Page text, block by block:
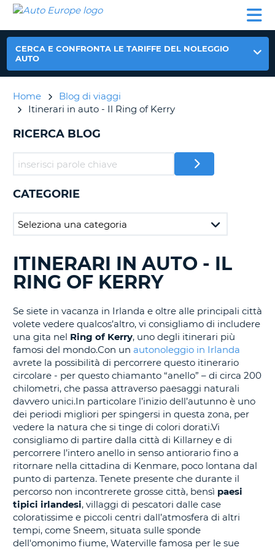
NOLEGGIO
NOLEGGIO
AUTO
EUROPE
NOLEGGIO
CAMPER
PARTNER
AIUTO
MIO
GESTISCI
ITALIA
CERCA E CONFRONTA LE TARIFFE DEL NOLEGGIO
AUTO
Home
Blog di viaggi
Itinerari in auto - Il Ring of Kerry
RICERCA BLOG
CATEGORIE
RICERCA
BLOG
IN
CORSO......
ITINERARI IN AUTO - IL
RING OF KERRY
Se siete in vacanza in Irlanda e oltre alle principali città
volete vedere qualcos’altro, vi consigliamo di includere
una gita nel Ring of Kerry, uno degli itinerari più
famosi del mondo.Con un autonoleggio in Irlanda
avrete la possibilità di percorrere questo itinerario
circolare - per questo chiamanto “anello” – di circa 200
chilometri, che passa attraverso paesaggi naturali
davvero unici.In particolare l’inizio dell’autunno è uno
dei periodi migliori per spingersi in questa zona, per
vedere la natura che si tinge di colori dorati.Vi
consigliamo di partire dalla città di Killarney e di
percorrere l’intero anello in senso antiorario fino a
ritornare nella cittadina di Kenmare, poco lontana dal
punto di partenza. Tenete presente che durante il
percorso non incontrerete grosse città, bensì paesi
tipici irlandesi, villaggi di pescatori dalle case
coloratissime e piccoli centri dall’atmosfera di altri
tempi, come Sneem, situata sulle sponde
dell'omonimo fiume, Waterville famosa per le sue